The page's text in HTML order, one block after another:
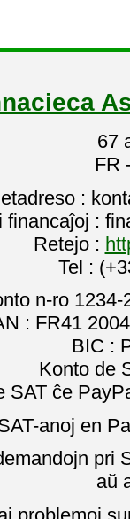
67
FR
:
financaĵoj :
Retejo :
Tel :
n-ro
: FR41
BIC :
Konto de
SAT ĉe
anoj en
pri
aŭ